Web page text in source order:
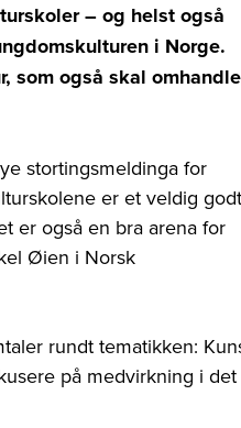
–og helst også
i Norge.
som også skal omhandle
stortingsmeldinga for
er et veldig godt
er også en bra arena for
Øien i Norsk
rundt tematikken:
på medvirkning i det